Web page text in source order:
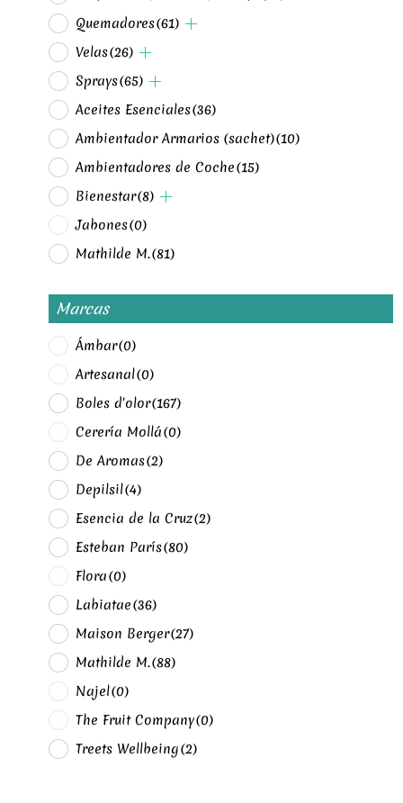
Quemadores(61)
Velas(26)
Sprays(65)
Aceites Esenciales(36)
Ambientador Armarios (sachet)(10)
Ambientadores de Coche(15)
Bienestar(8)
Jabones(0)
Mathilde M.(81)
Marcas
Ámbar(0)
Artesanal(0)
Boles d'olor(167)
Cerería Mollá(0)
De Aromas(2)
Depilsil(4)
Esencia de la Cruz(2)
Esteban París(80)
Flora(0)
Labiatae(36)
Maison Berger(27)
Mathilde M.(88)
Najel(0)
The Fruit Company(0)
Treets Wellbeing(2)